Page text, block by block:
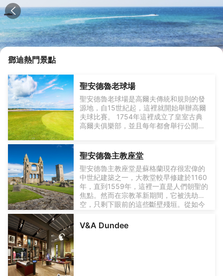
鄧迪熱門景點
聖安德魯老球場
聖安德魯老球場是高爾夫傳統和規則的發
源地，自15世紀起，這裡就開始舉辦高爾
夫球比賽。 1754年這裡成立了皇室古典
高爾夫俱樂部，並且每年都會舉行公開
對外開放。
聖安德魯主教座堂
聖安德魯主教座堂是蘇格蘭現存很宏偉的
中世紀建築之一，大教堂較早修建於1160
年，直到1559年，這裡一直是人們朝聖的
焦點。然而在宗教革新期間，它被洗劫一
空，只剩下眼前的這些斷壁殘垣。從如今
宏偉的規模。
塑，還有當時在遺址上發現的凱爾特十字
架和墓碑。附近的聖雷古勒斯教堂如今只
V&A Dundee